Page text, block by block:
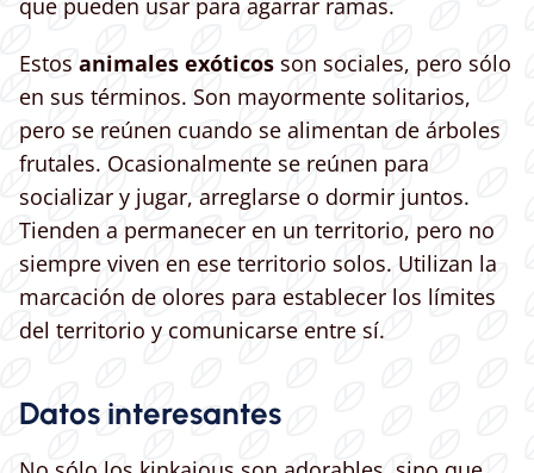
Estos animales exóticos son sociales, pero sólo
en sus términos. Son mayormente solitarios,
pero se reúnen cuando se alimentan de árboles
frutales. Ocasionalmente se reúnen para
socializar y jugar, arreglarse o dormir juntos.
Tienden a permanecer en un territorio, pero no
siempre viven en ese territorio solos. Utilizan la
marcación de olores para establecer los límites
del territorio y comunicarse entre sí.
Datos interesantes